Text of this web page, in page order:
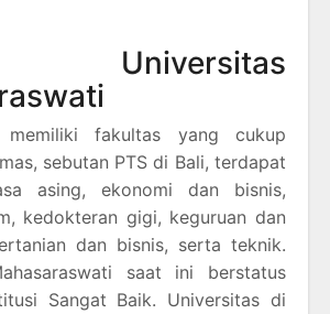
fakultas yang cukup
sebutan PTS di Bali, terdapat
asing, ekonomi dan bisnis,
kedokteran gigi, keguruan dan
dan bisnis, serta teknik.
saat ini berstatus
Sangat Baik. Universitas di